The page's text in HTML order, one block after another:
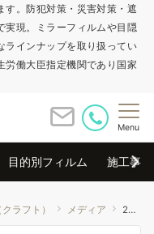
す。防犯対策・災害対策・遮
実現。ミラーフィルムや目隠
ラインナップを取り扱ってい
労働大臣指定機関であり国家
Menu
目的別フィルム 施工事例
ラフト） メディア 20210520162304